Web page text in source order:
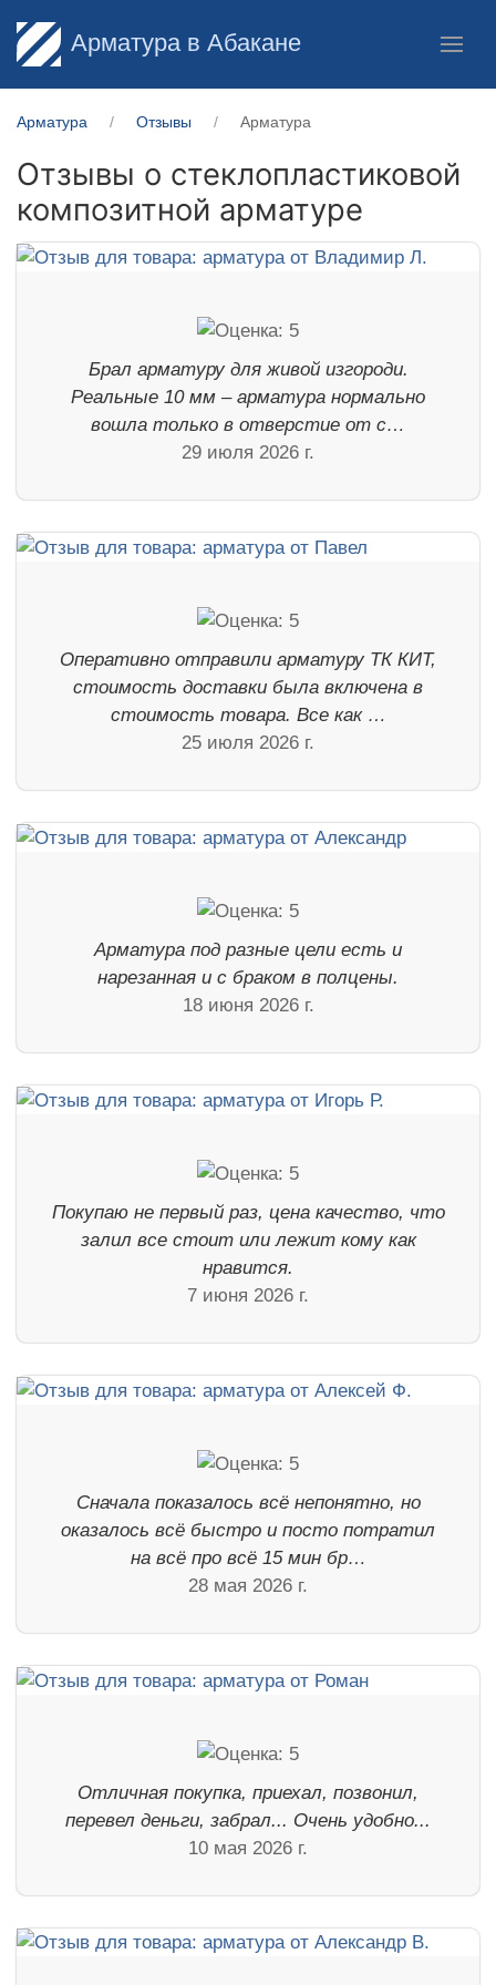
Арматура в Абакане
Арматура Отзывы Арматура
Отзывы о стеклопластиковой
композитной арматуре
Брал арматуру для живой изгороди.
Реальные 10 мм – арматура нормально
вошла только в отверстие от с…
29 июля 2026 г.
Оперативно отправили арматуру ТК КИТ,
стоимость доставки была включена в
стоимость товара. Все как …
25 июля 2026 г.
Арматура под разные цели есть и
нарезанная и с браком в полцены.
18 июня 2026 г.
Покупаю не первый раз, цена качество, что
залил все стоит или лежит кому как
нравится.
7 июня 2026 г.
Сначала показалось всё непонятно, но
оказалось всё быстро и посто потратил
на всё про всё 15 мин бр…
28 мая 2026 г.
Отличная покупка, приехал, позвонил,
перевел деньги, забрал... Очень удобно...
10 мая 2026 г.